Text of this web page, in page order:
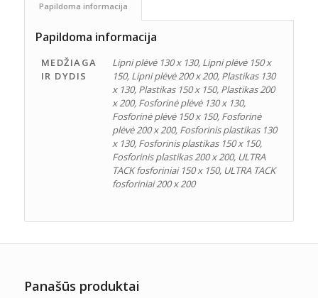
Papildoma informacija
Papildoma informacija
MEDŽIAGA
IR DYDIS
Lipni plėvė 130 x 130, Lipni plėvė 150 x
150, Lipni plėvė 200 x 200, Plastikas 130
x 130, Plastikas 150 x 150, Plastikas 200
x 200, Fosforinė plėvė 130 x 130,
Fosforinė plėvė 150 x 150, Fosforinė
plėvė 200 x 200, Fosforinis plastikas 130
x 130, Fosforinis plastikas 150 x 150,
Fosforinis plastikas 200 x 200, ULTRA
TACK fosforiniai 150 x 150, ULTRA TACK
fosforiniai 200 x 200
Panašūs produktai